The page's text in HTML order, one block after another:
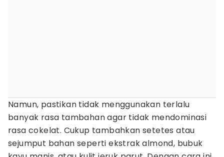
Namun, pastikan tidak menggunakan terlalu
banyak rasa tambahan agar tidak mendominasi
rasa cokelat. Cukup tambahkan setetes atau
sejumput bahan seperti ekstrak almond, bubuk